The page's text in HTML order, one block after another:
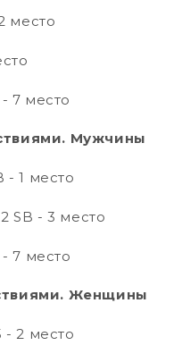
место
7 место
Мужчины
- 1 место
SB - 3 место
7 место
Женщины
- 2 место